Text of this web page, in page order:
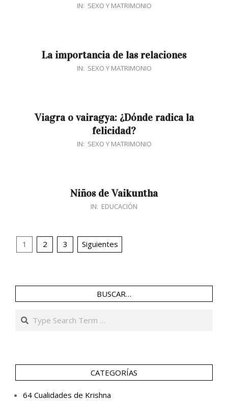
IN: SEXO Y MATRIMONIO
La importancia de las relaciones
IN: SEXO Y MATRIMONIO
Viagra o vairagya: ¿Dónde radica la
felicidad?
IN: SEXO Y MATRIMONIO
Niños de Vaikuntha
IN: EDUCACIÓN
Navegación
1 2 3 Siguientes
BUSCAR…
Search
CATEGORÍAS
64 Cualidades de Krishna